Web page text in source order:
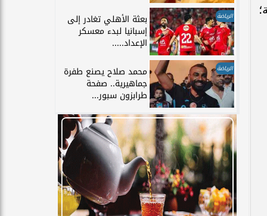
الرياضة بعثة الأهلي تغادر إلى
إسبانيا لبدء معسكر
الإعداد.....
الرياضة محمد صلاح يصنع طفرة
جماهيرية.. صفحة
طرابزون سبور...